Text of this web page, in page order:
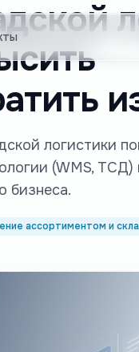
логистики
(WMS, ТСД)
бизнеса.
ассортиментом и